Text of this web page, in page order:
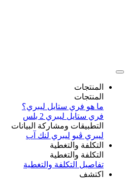
المنتجات
المنتجات
ما هو فري ستايل ليبري؟
فري ستايل ليبري 2 بلس​
التطبيقات ومشاركة البيانات
ليبري ڤيو ليبري لنك آب
التكلفة والتغطية
التكلفة والتغطية
تفاصيل التكلفة والتغطية
اكتشف​